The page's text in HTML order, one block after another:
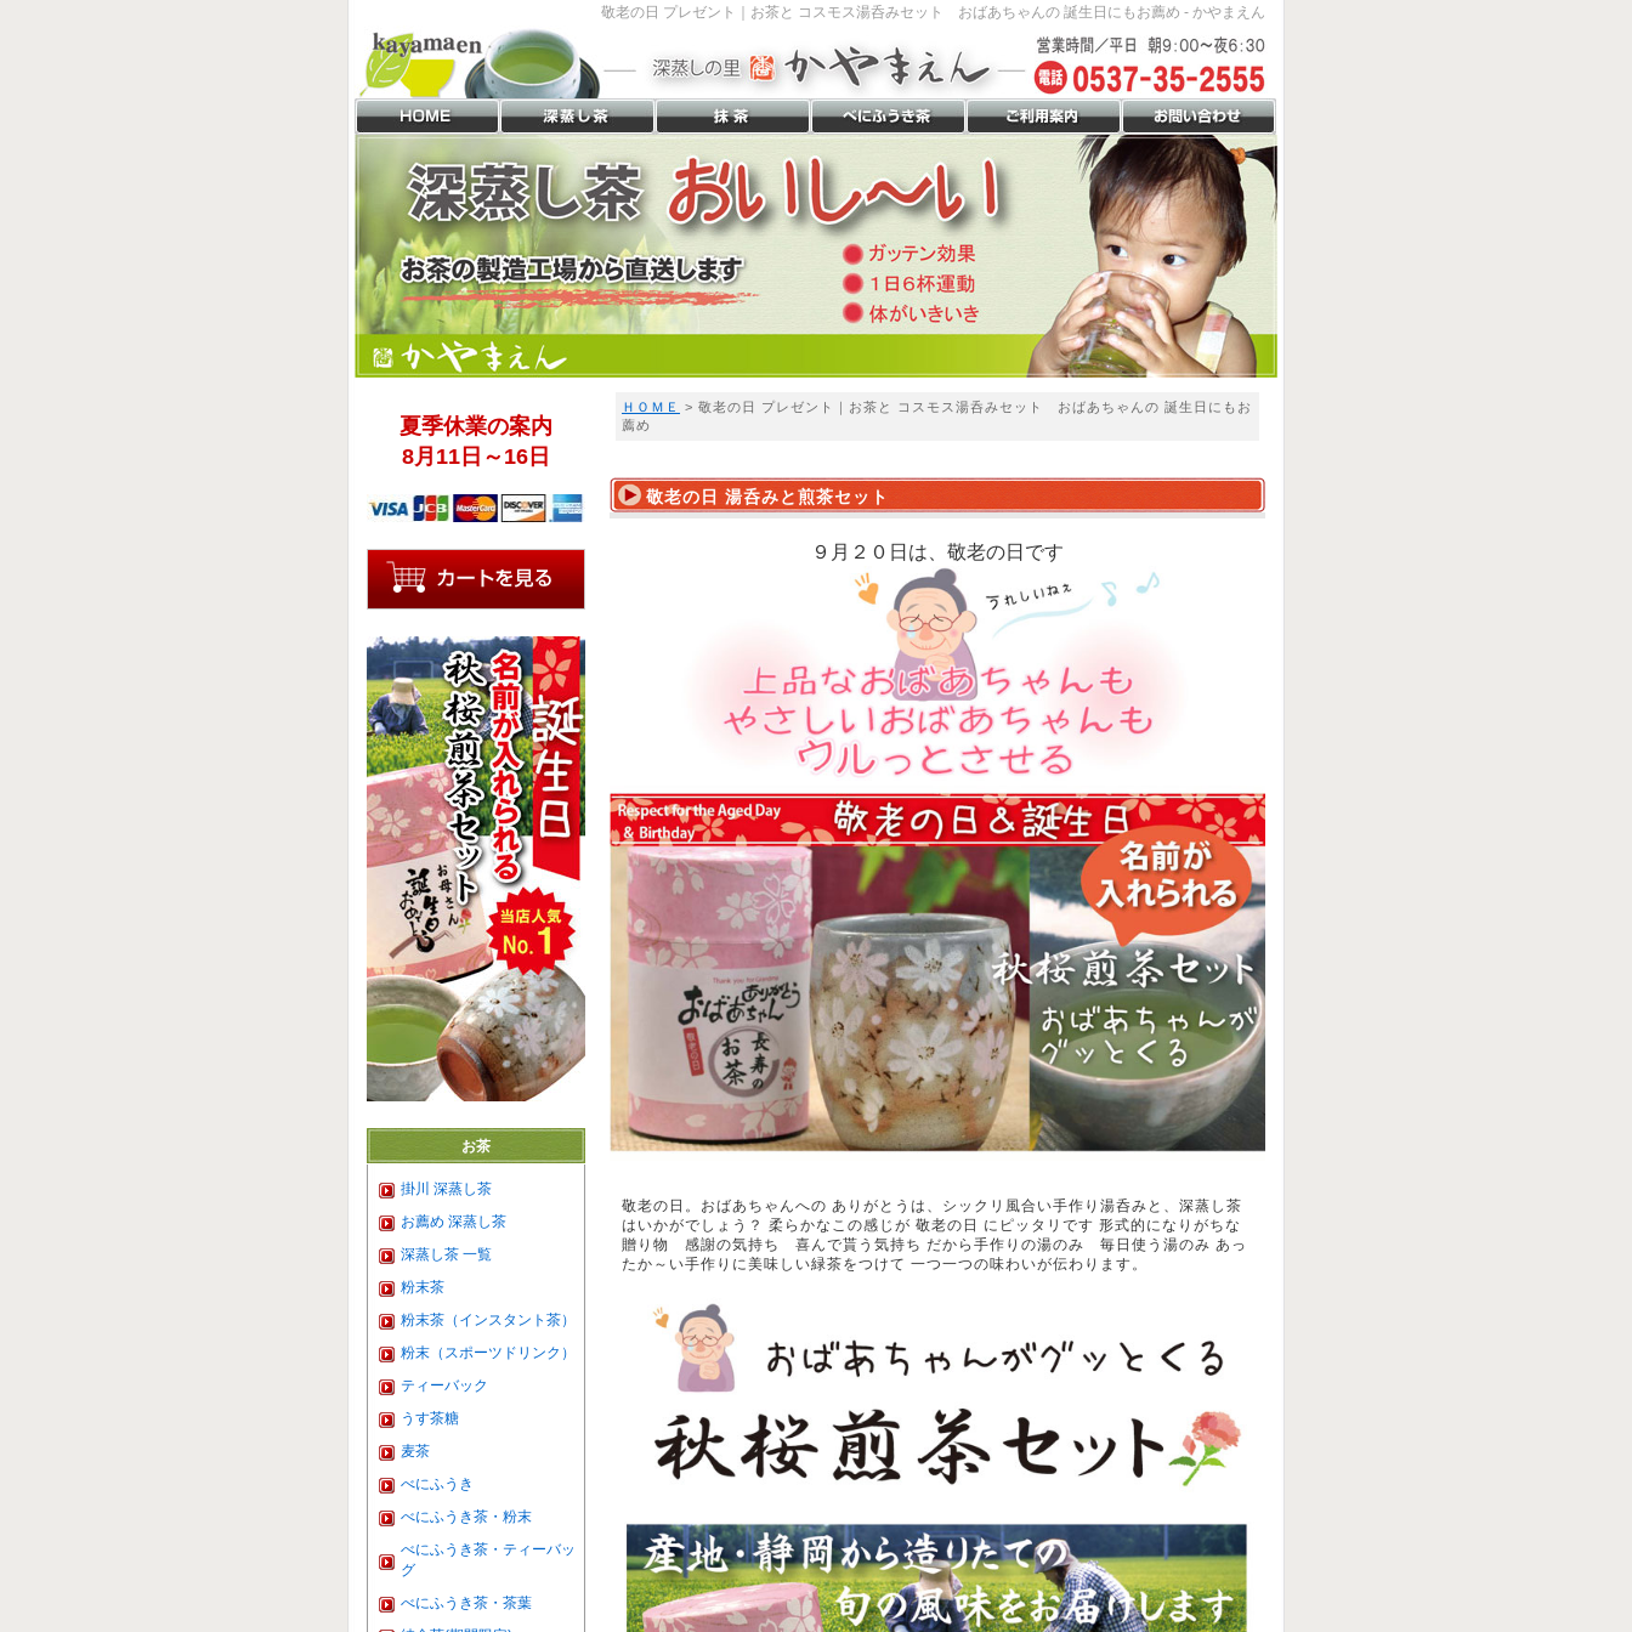
敬老の日 プレゼント｜お茶と コスモス湯呑みセット おばあちゃんの 誕生日にもお薦め - かやまえん
ＨＯＭＥ
> 敬老の日 プレゼント｜お茶と コスモス湯呑みセット おばあちゃんの 誕生日にもお
薦め
敬老の日 湯呑みと煎茶セット
９月２０日は、敬老の日です
敬老の日。おばあちゃんへの ありがとうは、シックリ風合い手作り湯呑みと、深蒸し茶
はいかがでしょう？ 柔らかなこの感じが 敬老の日 にピッタリです 形式的になりがちな
贈り物 感謝の気持ち 喜んで貰う気持ち だから手作りの湯のみ 毎日使う湯のみ あっ
たか～い手作りに美味しい緑茶をつけて 一つ一つの味わいが伝わります。
夏季休業の案内
8月11日～16日
お茶
掛川 深蒸し茶
お薦め 深蒸し茶
深蒸し茶 一覧
粉末茶
粉末茶（インスタント茶）
粉末（スポーツドリンク）
ティーバック
うす茶糖
麦茶
べにふうき
べにふうき茶・粉末
べにふうき茶・ティーバッ
グ
べにふうき茶・茶葉